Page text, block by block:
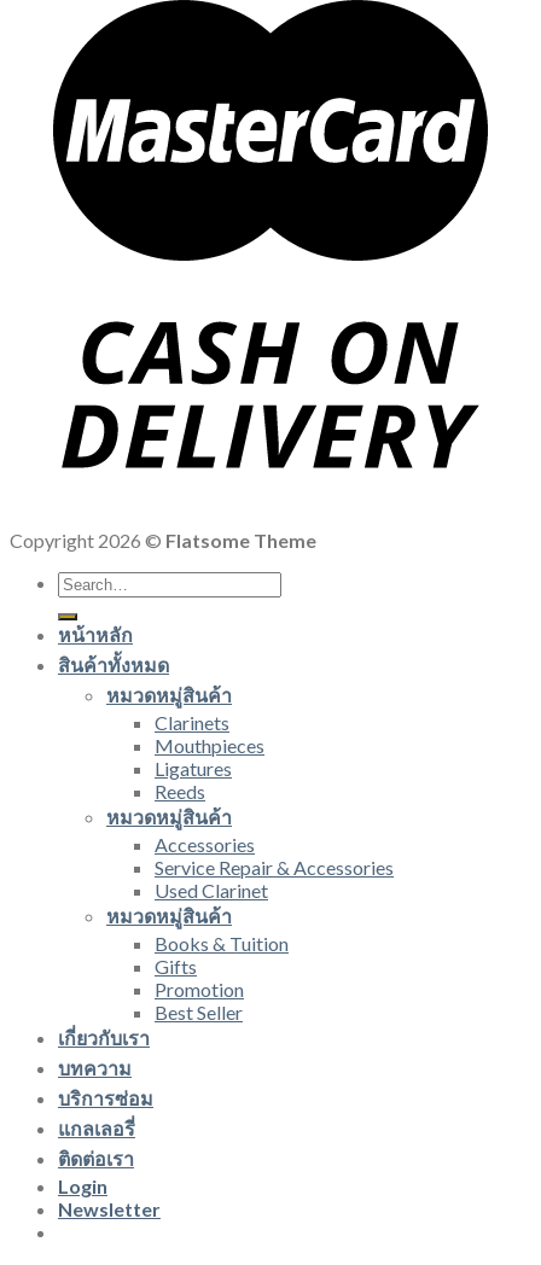
Copyright 2026 © Flatsome Theme
Search
for:
หน้าหลัก
สินค้าทั้งหมด
หมวดหมู่สินค้า
Clarinets
Mouthpieces
Ligatures
Reeds
หมวดหมู่สินค้า
Accessories
Service Repair & Accessories
Used Clarinet
หมวดหมู่สินค้า
Books & Tuition
Gifts
Promotion
Best Seller
เกี่ยวกับเรา
บทความ
บริการซ่อม
แกลเลอรี่
ติดต่อเรา
Login
Newsletter